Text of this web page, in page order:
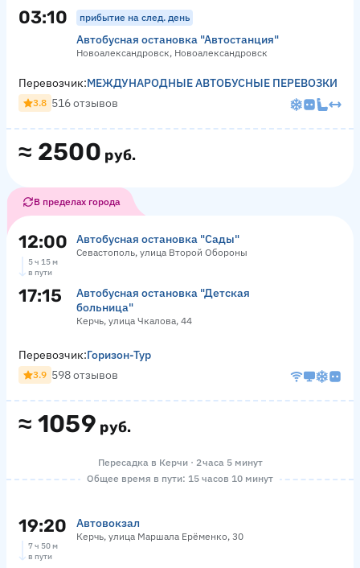
03:10 прибытие на след. день
Автобусная остановка "Автостанция"
Новоалександровск, Новоалександровск
≈ 2500 руб.
Перевозчик:МЕЖДУНАРОДНЫЕ АВТОБУСНЫЕ ПЕРЕВОЗКИ
3.8 516 отзывов
В пределах города
12:00 Автобусная остановка "Сады"
Севастополь, улица Второй Обороны
5 ч 15 м
в пути
17:15
Автобусная остановка "Детская
больница"
Керчь, улица Чкалова, 44
≈ 1059 руб.
Перевозчик:Горизон-Тур
3.9 598 отзывов
Пересадка в Керчи · 2 часа 5 минут
Общее время в пути: 15 часов 10 минут
19:20 Автовокзал
Керчь, улица Маршала Ерёменко, 30
7 ч 50 м
в пути